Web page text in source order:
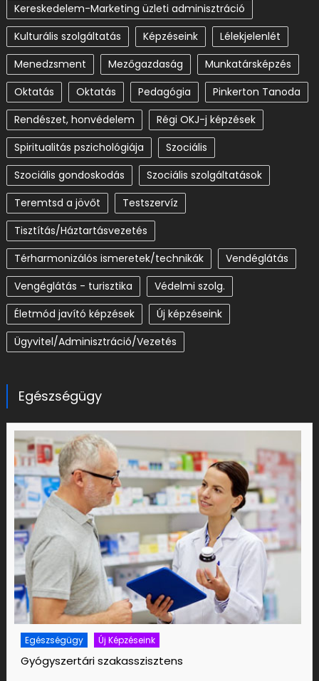
Kereskedelem-Marketing üzleti adminisztráció
Kulturális szolgáltatás
Képzéseink
Lélekjelenlét
Menedzsment
Mezőgazdaság
Munkatársképzés
Oktatás
Oktatás Pedagógia
Pinkerton Tanoda
Rendészet, honvédelem
Régi OKJ-j képzések
Spiritualitás pszichológiája
Szociális
Szociális gondoskodás
Szociális szolgáltatások
Teremtsd a jövőt
Testszervíz
Tisztítás/Háztartásvezetés
Térharmonizálós ismeretek/technikák
Vendéglátás
Vengéglátás - turisztika
Védelmi szolg.
Életmód javító képzések
Új képzéseink
Ügyvitel/Adminisztráció/Vezetés
Egészségügy
Egészségügy Új Képzéseink
Egészségfejlesztési segítő